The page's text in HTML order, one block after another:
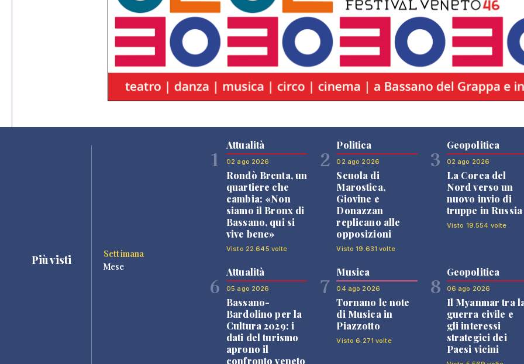
Più visti
Settimana
Mese
1
Attualità
02 ago 2026
Rondò Brenta, un
quartiere che
cambia: «Non
siamo il Bronx di
Bassano, qui si
vive bene»
Visto 22.645 volte
2
Politica
02 ago 2026
Scuola di
Marostica,
Giovine e
Donazzan
replicano alle
opposizioni
Visto 19.631 volte
3
Geopolitica
02 ago 2026
La Corea del
Nord verso un
nuovo invio di
truppe in Russia
Visto 19.554 volte
6
Attualità
05 ago 2026
Bassano-
Bardolino per la
Cultura 2029: i
dati del turismo
aprono il
confronto veneto
7
Musica
04 ago 2026
Tornano le note
di Musica in
Piazzotto
Visto 6.271 volte
8
Geopolitica
06 ago 2026
Il Myanmar tra
guerra civile e
gli interessi
strategici dei
Paesi vicini